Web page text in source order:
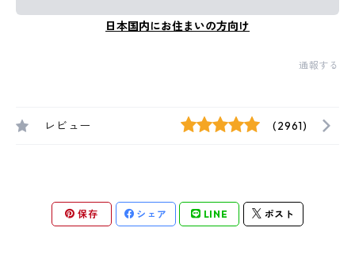
日本国内にお住まいの方向け
通報する
レビュー (2961)
保存 シェア LINE ポスト